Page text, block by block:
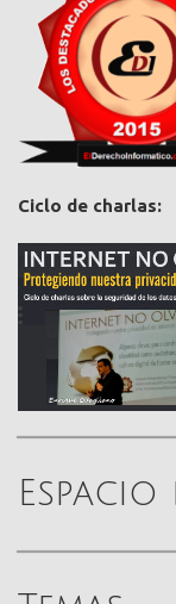
Ciclo de charlas: